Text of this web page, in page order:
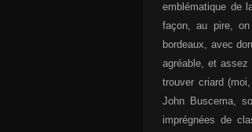
emblématique de
façon, au pire,
bordeaux, avec
agréable, et
trouver criard
John Buscema,
imprégnées de